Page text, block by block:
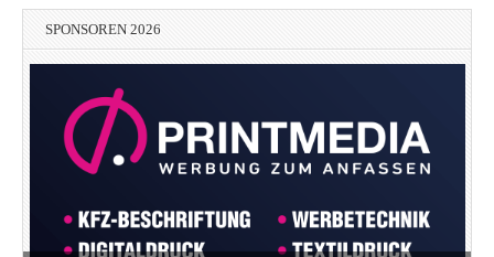
SPONSOREN 2026